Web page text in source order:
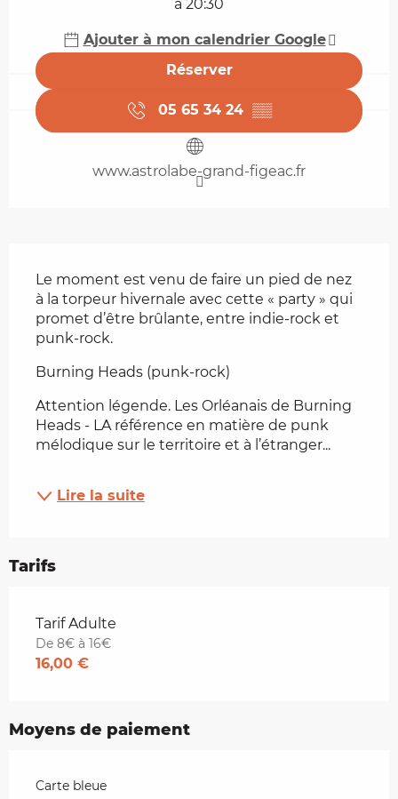
à 20:30
Ajouter à mon calendrier Google
Réserver
05 65 34 24 ▒▒
www.astrolabe-grand-figeac.fr
Le moment est venu de faire un pied de nez
à la torpeur hivernale avec cette « party » qui
promet d’être brûlante, entre indie-rock et
punk-rock.
Burning Heads (punk-rock)
Attention légende. Les Orléanais de Burning
Heads - LA référence en matière de punk
mélodique sur le territoire et à l’étranger...
Lire la suite
Tarifs
Tarifs 2026
Tarif Adulte
De 8€ à 16€
16,00 €
Moyens de paiement
Carte bleue